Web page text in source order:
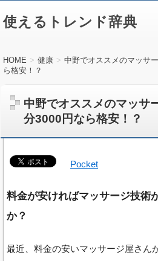
使えるトレンド辞典
HOME 健康
中野でオススメのマッサ
ら格安！？
中野でオススメのマッサ
分3000円なら格安！？
Pocket
料金が安ければマッサージ技術
か？
最近、料金の安いマッサージ屋さん